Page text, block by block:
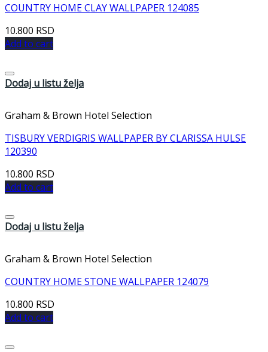
COUNTRY HOME CLAY WALLPAPER 124085
10.800 RSD
Add to cart
Dodaj u listu želja
Graham & Brown Hotel Selection
TISBURY VERDIGRIS WALLPAPER BY CLARISSA HULSE
120390
10.800 RSD
Add to cart
Dodaj u listu želja
Graham & Brown Hotel Selection
COUNTRY HOME STONE WALLPAPER 124079
10.800 RSD
Add to cart